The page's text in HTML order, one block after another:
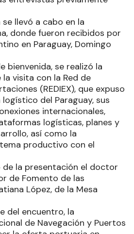
llevó a cabo en la
donde fueron recibidos por
en Paraguay, Domingo
bienvenida, se realizó la
visita con la Red de
(REDIEX), que expuso
del Paraguay, sus
internacionales,
logísticas, planes y
así como la
productivo con el
de la presentación el doctor
de Fomento de las
López, de la Mesa
del encuentro, la
de Navegación y Puertos